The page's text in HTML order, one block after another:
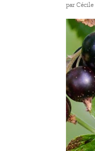
parCécile